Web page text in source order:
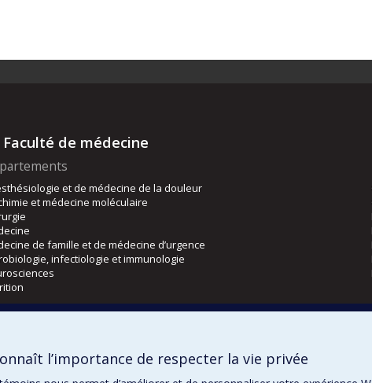
Faculté de médecine
et de médecine de la douleur
et médecine moléculaire
de famille et de médecine d’urgence
infectiologie et immunologie
et audiologie
l’importance de respecter la vie privée